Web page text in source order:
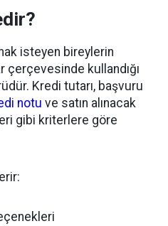
isteyen bireylerin
çerçevesinde kullandığı
Kredi tutarı, başvuru
notu ve satın alınacak
gibi kriterlere göre